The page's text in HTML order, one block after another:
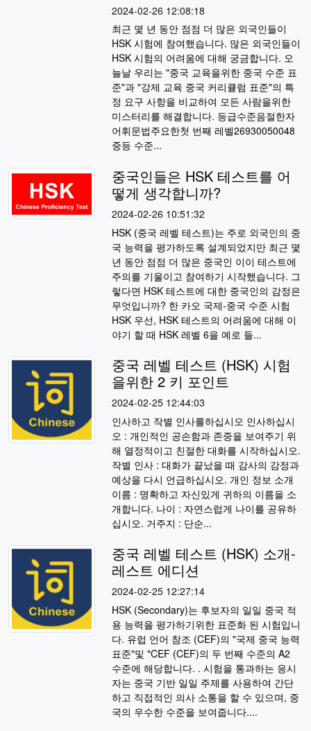
2024-02-26 12:08:18
최근 몇 년 동안 점점 더 많은 외국인들이
HSK 시험에 참여했습니다. 많은 외국인들이
HSK 시험의 어려움에 대해 궁금합니다. 오
늘날 우리는 "중국 교육을위한 중국 수준 표
준"과 "강제 교육 중국 커리큘럼 표준"의 특
정 요구 사항을 비교하여 모든 사람을위한
미스터리를 해결합니다. 등급수준음절한자
어휘문법주요한첫 번째 레벨26930050048
중등 수준...
중국인들은 HSK 테스트를 어
떻게 생각합니까?
2024-02-26 10:51:32
HSK (중국 레벨 테스트)는 주로 외국인의 중
국 능력을 평가하도록 설계되었지만 최근 몇
년 동안 점점 더 많은 중국인 이이 테스트에
주의를 기울이고 참여하기 시작했습니다. 그
렇다면 HSK 테스트에 대한 중국인의 감정은
무엇입니까? 한 카오 국제-중국 수준 시험
HSK 우선, HSK 테스트의 어려움에 대해 이
야기 할 때 HSK 레벨 6을 예로 들...
중국 레벨 테스트 (HSK) 시험
을위한 2 키 포인트
2024-02-25 12:44:03
인사하고 작별 인사를하십시오 인사하십시
오 : 개인적인 공손함과 존중을 보여주기 위
해 열정적이고 친절한 대화를 시작하십시오.
작별 인사 : 대화가 끝났을 때 감사의 감정과
예상을 다시 언급하십시오. 개인 정보 소개
이름 : 명확하고 자신있게 귀하의 이름을 소
개합니다. 나이 : 자연스럽게 나이를 공유하
십시오. 거주지 : 단순...
중국 레벨 테스트 (HSK) 소개-
레스트 에디션
2024-02-25 12:27:14
HSK (Secondary)는 후보자의 일일 중국 적
용 능력을 평가하기위한 표준화 된 시험입니
다. 유럽 언어 참조 (CEF)의 "국제 중국 능력
표준"및 "CEF (CEF)의 두 번째 수준의 A2
수준에 해당합니다. . 시험을 통과하는 응시
자는 중국 기반 일일 주제를 사용하여 간단
하고 직접적인 의사 소통을 할 수 있으며, 중
국의 우수한 수준을 보여줍니다....